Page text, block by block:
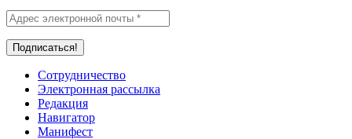
Сотрудничество
Электронная рассылка
Редакция
Навигатор
Манифест